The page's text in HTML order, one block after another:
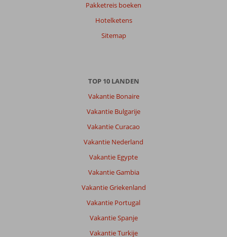
Pakketreis boeken
Hotelketens
Sitemap
TOP 10 LANDEN
Vakantie Bonaire
Vakantie Bulgarije
Vakantie Curacao
Vakantie Nederland
Vakantie Egypte
Vakantie Gambia
Vakantie Griekenland
Vakantie Portugal
Vakantie Spanje
Vakantie Turkije